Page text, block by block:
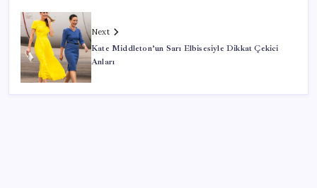
Next
Kate Middleton’un Sarı Elbisesiyle Dikkat Çekici
Anları